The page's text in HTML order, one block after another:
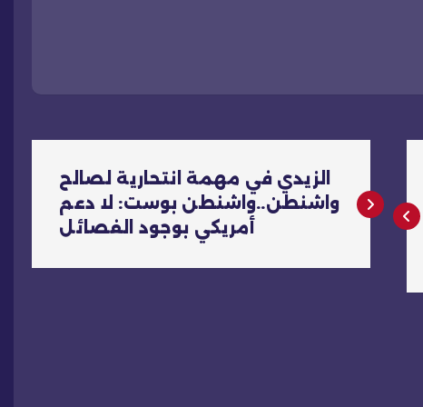
الزيدي في مهمة انتحارية لصالح
واشنطن..واشنطن بوست: لا دعم
أمريكي بوجود الفصائل